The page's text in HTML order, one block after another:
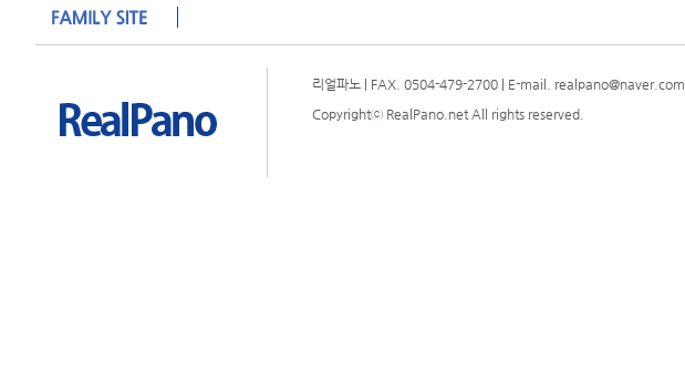
리얼파노 | FAX. 0504-479-2700 | E-mail. realpano@naver.com
Copyrightⓒ RealPano.net All rights reserved.